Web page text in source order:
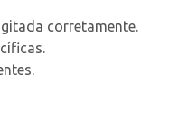
corretamente.